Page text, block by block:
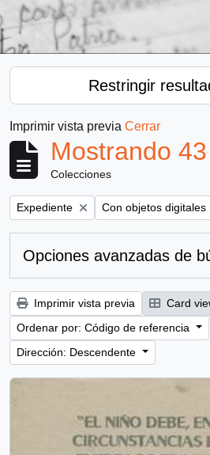
Restringir
Imprimir vista previa Cerrar
Mostrando
Colecciones
Remove filter:
Expediente Remove filter:
Con objetos digitales
Opciones avanzadas de
Imprimir vista previa Card
Ordenar por: Código de referencia
Dirección: Descendente